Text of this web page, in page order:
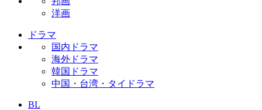
洋画
ドラマ
国内ドラマ
海外ドラマ
韓国ドラマ
中国・台湾・タイドラマ
BL